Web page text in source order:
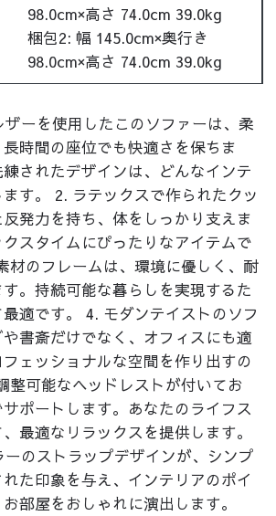
98.0cm×高さ 74.0cm 39.0kg
梱包2: 幅 145.0cm×奥行き
98.0cm×高さ 74.0cm 39.0kg
ーを使用したこのソファーは、柔
時間の座位でも快適さを保ちま
されたデザインは、どんなインテ
す。 2. ラテックスで作られたクッ
発力を持ち、体をしっかり支えま
スタイムにぴったりなアイテムで
材のフレームは、環境に優しく、耐
。持続可能な暮らしを実現するた
適です。 4. モダンテイストのソフ
書斎だけでなく、オフィスにも適
ェッショナルな空間を作り出すの
整可能なヘッドレストが付いてお
ポートします。あなたのライフス
最適なリラックスを提供します。
のストラップデザインが、シンプ
た印象を与え、インテリアのポイ
部屋をおしゃれに演出します。